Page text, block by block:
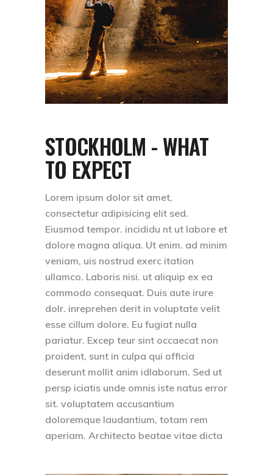
STOCKHOLM - WHAT
TO EXPECT
Lorem ipsum dolor sit amet,
consectetur adipisicing elit sed.
Eiusmod tempor. incididu nt ut labore et
dolore magna aliqua. Ut enim. ad minim
veniam, uis nostrud exerc itation
ullamco. Laboris nisi. ut aliquip ex ea
commodo consequat. Duis aute irure
dolr. inreprehen derit in voluptate velit
esse cillum dolore. Eu fugiat nulla
pariatur. Excep teur sint occaecat non
proident, sunt in culpa qui officia
deserunt mollit anim idlaborum. Sed ut
persp iciatis unde omnis iste natus error
sit. voluptatem accusantium
doloremque laudantium, totam rem
aperiam. Architecto beatae vitae dicta